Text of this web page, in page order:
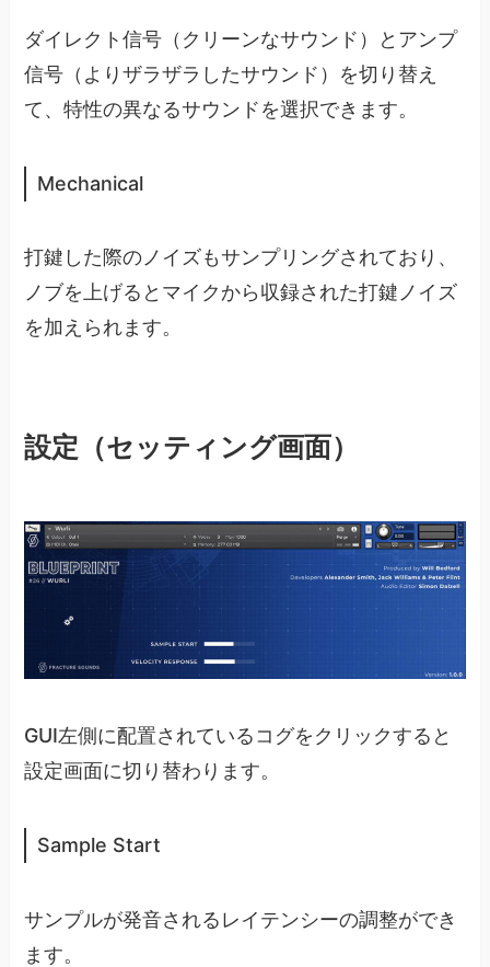
ダイレクト信号（クリーンなサウンド）とアンプ
信号（よりザラザラしたサウンド）を切り替え
て、特性の異なるサウンドを選択できます。
Mechanical
打鍵した際のノイズもサンプリングされており、
ノブを上げるとマイクから収録された打鍵ノイズ
を加えられます。
設定（セッティング画面）
GUI左側に配置されているコグをクリックすると
設定画面に切り替わります。
Sample Start
サンプルが発音されるレイテンシーの調整ができ
ます。